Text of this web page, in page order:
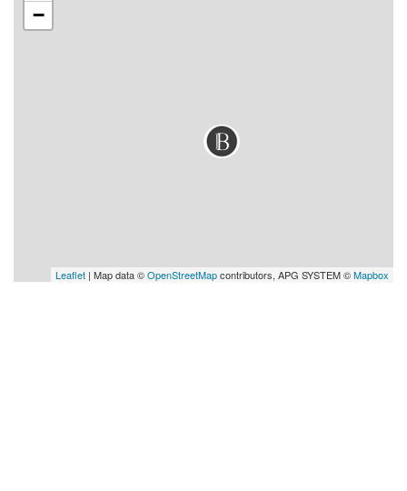
−
Leaflet | Map data ©OpenStreetMapcontributors, APG SYSTEM ©Mapbox